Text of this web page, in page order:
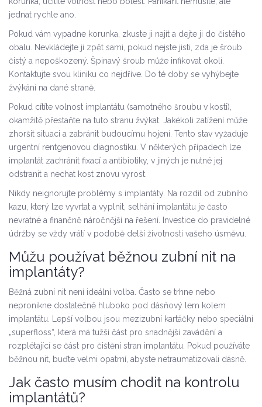
jednat rychle ano.
Pokud vám vypadne korunka, zkuste ji najít a dejte ji do čistého
obalu. Nevkládejte ji zpět sami, pokud nejste jisti, zda je šroub
čistý a nepoškozený. Špinavý šroub může infikovat okolí.
Kontaktujte svou kliniku co nejdříve. Do té doby se vyhýbejte
žvýkání na dané straně.
Pokud cítíte volnost implantátu (samotného šroubu v kosti),
okamžitě přestaňte na tuto stranu žvýkat. Jakékoli zatížení může
zhoršit situaci a zabránit budoucímu hojení. Tento stav vyžaduje
urgentní rentgenovou diagnostiku. V některých případech lze
implantát zachránit fixací a antibiotiky, v jiných je nutné jej
odstranit a nechat kost znovu vyrost.
Nikdy neignorujte problémy s implantáty. Na rozdíl od zubního
kazu, který lze vyvrtat a vyplnit, selhání implantátu je často
nevratné a finančně náročnější na řešení. Investice do pravidelné
údržby se vždy vrátí v podobě delší životnosti vašeho úsměvu.
Můžu používat běžnou zubní nit na
implantáty?
Běžná zubní nit není ideální volba. Často se trhne nebo
nepronikne dostatečně hluboko pod dásňový lem kolem
implantátu. Lepší volbou jsou mezizubní kartáčky nebo speciální
„superfloss“, která má tužší část pro snadnější zavádění a
rozplétající se část pro čištění stran implantátu. Pokud používáte
běžnou nit, buďte velmi opatrní, abyste netraumatizovali dásně.
Jak často musím chodit na kontrolu
implantátů?